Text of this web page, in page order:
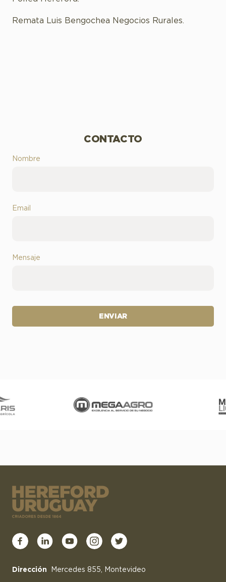
Remata Luis Bengochea Negocios Rurales.
CONTACTO
Nombre
Email
Mensaje
ENVIAR
Dirección Mercedes 855, Montevideo